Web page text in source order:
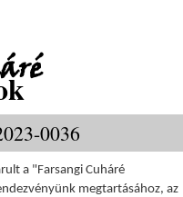
0036
a "Farsangi Cuháré
megtartásához, az